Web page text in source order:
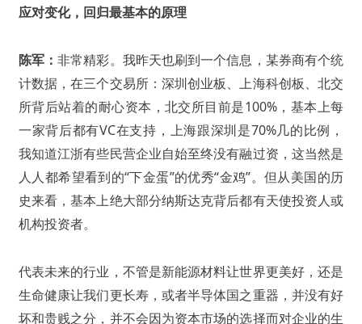
应对变化，回归最基本的原理
陈军：非常精彩。我昨天也刷到一个信息，某券商有个统
计数据，在三个交易所：深圳创业板、上海科创板、北交
所背后站着的耐心资本，北交所目前是100%，基本上每
一家背后都有VC在支持，上海跟深圳是70%几的比例，
我知道江浙有些民营企业自始至终没有融过资，这当然是
人人都希望看到的“下金蛋”的优秀“金鸡”。但从美国的历
史来看，基本上绝大部分纳斯达克背后都有天使投资人或
机构投资者。
代表未来的行业，不管是新能源材料让世界更美好，还是
生命健康让我们更长寿，或者半导体国之重器，并没有好
坏和贵贱之分，并不会因为资本市场的选择而对企业的生